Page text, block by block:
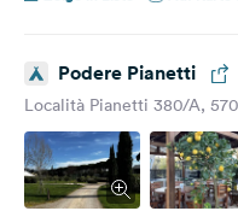
Podere Pianetti
Località Pianetti 380/A,